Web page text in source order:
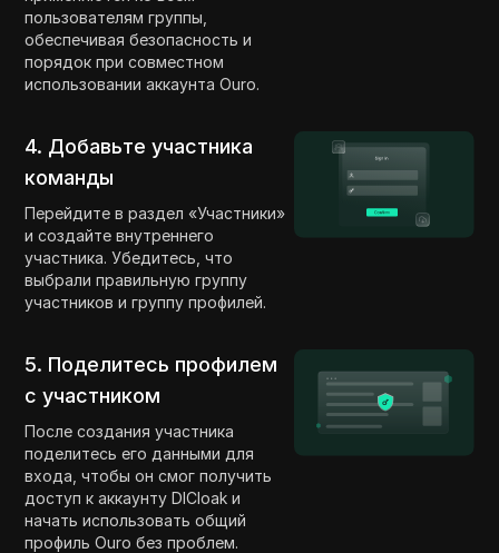
пользователям группы,
обеспечивая безопасность и
порядок при совместном
использовании аккаунта Ouro.
4. Добавьте участника
команды
Перейдите в раздел «Участники»
и создайте внутреннего
участника. Убедитесь, что
выбрали правильную группу
участников и группу профилей.
5. Поделитесь профилем
с участником
После создания участника
поделитесь его данными для
входа, чтобы он смог получить
доступ к аккаунту DICloak и
начать использовать общий
профиль Ouro без проблем.